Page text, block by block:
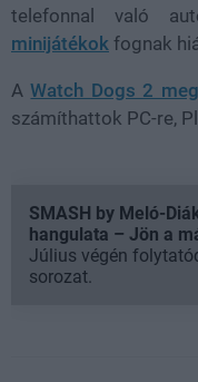
telefonnal való
minijátékok fognak
AWatch Dogs 2
számíthattok PC-re,
SMASH by Meló-
hangulata – Jön a
Július végén
sorozat.